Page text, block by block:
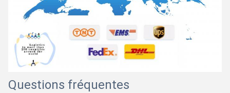
Questions fréquentes